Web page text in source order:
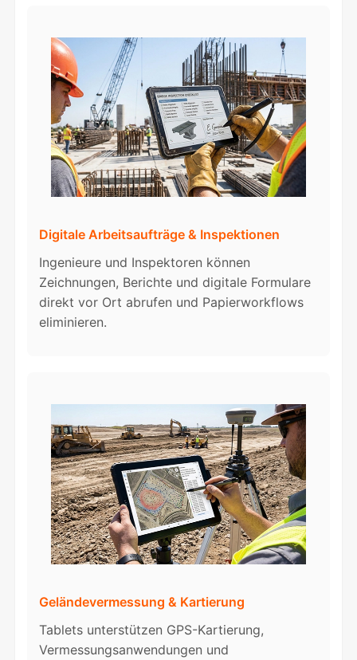
Digitale Arbeitsaufträge & Inspektionen
Ingenieure und Inspektoren können
Zeichnungen, Berichte und digitale Formulare
direkt vor Ort abrufen und Papierworkflows
eliminieren.
Geländevermessung & Kartierung
Tablets unterstützen GPS-Kartierung,
Vermessungsanwendungen und